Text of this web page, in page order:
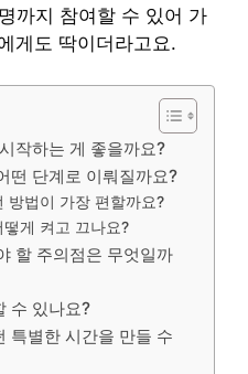
까지 참여할 수 있어 가
게도 딱이더라고요.
작하는 게 좋을까요?
떤 단계로 이뤄질까요?
방법이 가장 편할까요?
게 켜고 끄나요?
할 주의점은 무엇일까
수 있나요?
특별한 시간을 만들 수